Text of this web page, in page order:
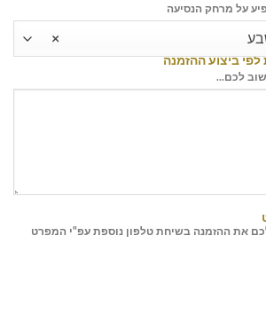
על מרחק הנסיעה
×
ביצוע ההזמנה
לכם...
את ההזמנה בשיחת טלפון נוספת עפ"י המפרט